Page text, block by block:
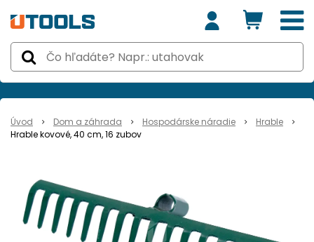
Úvod Dom a záhrada Hospodárske náradie
Hrable
Hrable kovové, 40 cm, 16 zubov